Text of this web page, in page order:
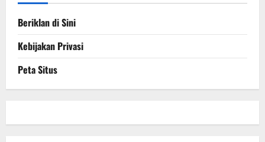
Beriklan di Sini
Kebijakan Privasi
Peta Situs